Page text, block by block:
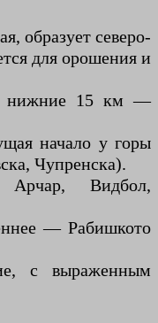
образует северо-
для орошения и
нижние 15 км —
начало у горы
Чупренска).
Видбол,
— Рабишкото
с выраженным